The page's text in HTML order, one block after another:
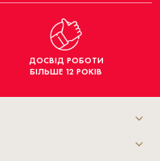
ДОСВІД РОБОТИ
БІЛЬШЕ 12 РОКІВ